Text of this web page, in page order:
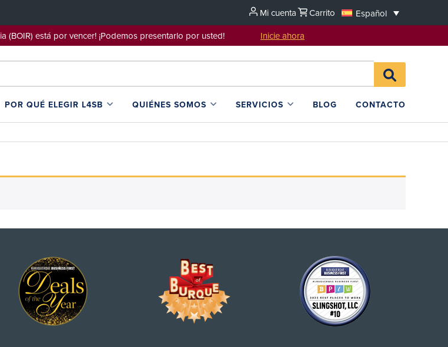
Mi cuenta Carrito
Español
(BOIR) está por vencer! ¡Podemos presentarlo por usted! Inicie ahora
Search
for:BUSCAR
EN
POR QUÉ ELEGIR L4SB QUIÉNES SOMOS SERVICIOS BLOG CONTACTO